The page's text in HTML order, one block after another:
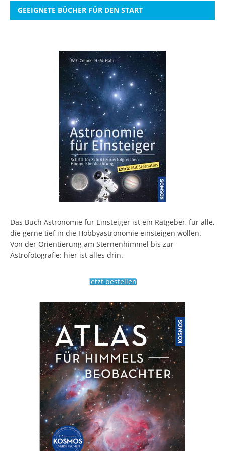
GEEIGNETE BÜCHER FÜR DEN START
Das Buch Astronomie für Einsteiger ist ein Ratgeber, für alle,
die gerne tief in die Hobbyastronomie einsteigen wollen.
Von der Orientierung am Sternenhimmel bis zur
Astrofotografie: hier ist alles drin.
Jetzt bestellen